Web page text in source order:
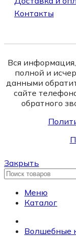
Контакты
Вся
полной и
данными
сайте
обратного
Закрыть
Меню
Каталог
Волшебные